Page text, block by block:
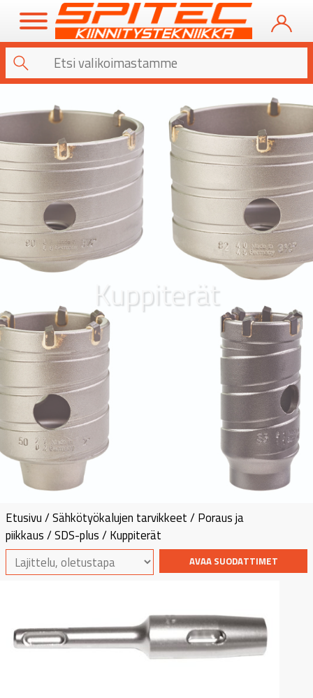
Kuppiterät
Etusivu /Sähkötyökalujen tarvikkeet / Poraus ja
piikkaus /SDS-plus / Kuppiterät
AVAA SUODATTIMET